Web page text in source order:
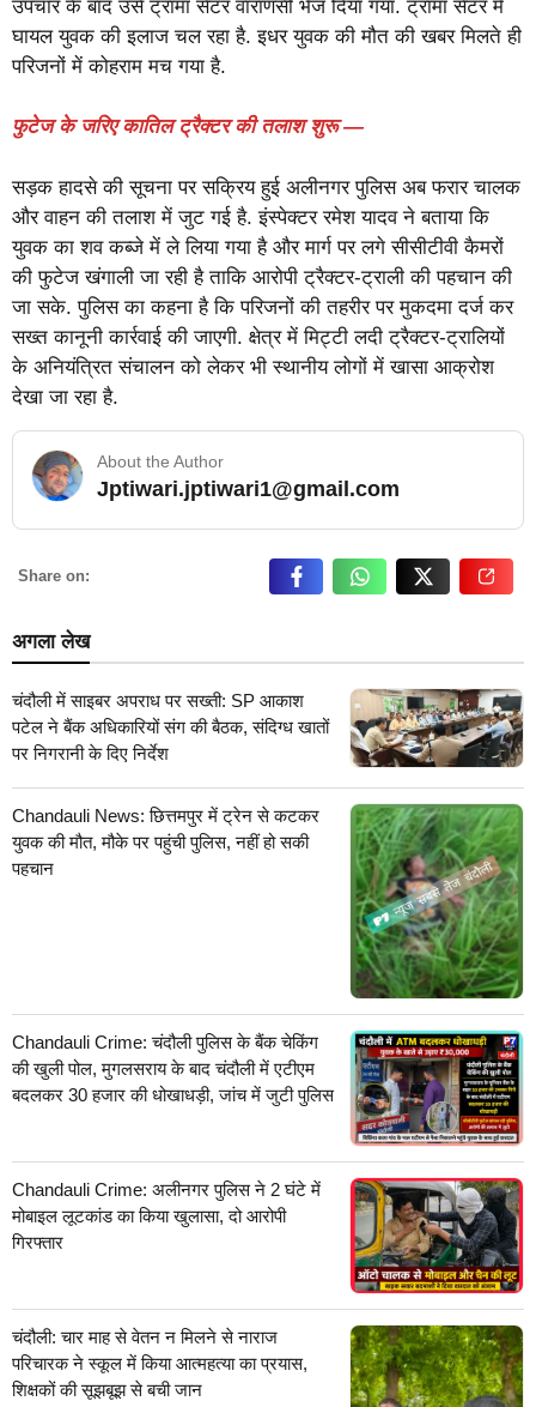
उपचार के बाद उसे ट्रामा सेंटर वाराणसी भेज दिया गया. ट्रामा सेंटर में
घायल युवक की इलाज चल रहा है. इधर युवक की मौत की खबर मिलते ही
परिजनों में कोहराम मच गया है.
फुटेज के जरिए कातिल ट्रैक्टर की तलाश शुरू —
​सड़क हादसे की सूचना पर सक्रिय हुई अलीनगर पुलिस अब फरार चालक
और वाहन की तलाश में जुट गई है. इंस्पेक्टर रमेश यादव ने बताया कि
युवक का शव कब्जे में ले लिया गया है और मार्ग पर लगे सीसीटीवी कैमरों
की फुटेज खंगाली जा रही है ताकि आरोपी ट्रैक्टर-ट्राली की पहचान की
जा सके. पुलिस का कहना है कि परिजनों की तहरीर पर मुकदमा दर्ज कर
सख्त कानूनी कार्रवाई की जाएगी. क्षेत्र में मिट्टी लदी ट्रैक्टर-ट्रालियों
के अनियंत्रित संचालन को लेकर भी स्थानीय लोगों में खासा आक्रोश
देखा जा रहा है.
About the Author
Jptiwari.jptiwari1@gmail.com… Read More
Share on:
अगला लेख
चंदौली में साइबर अपराध पर सख्ती: SP आकाश
पटेल ने बैंक अधिकारियों संग की बैठक, संदिग्ध खातों
पर निगरानी के दिए निर्देश
Chandauli News: छित्तमपुर में ट्रेन से कटकर
युवक की मौत, मौके पर पहुंची पुलिस, नहीं हो सकी
पहचान
Chandauli Crime: चंदौली पुलिस के बैंक चेकिंग
की खुली पोल, मुगलसराय के बाद चंदौली में एटीएम
बदलकर 30 हजार की धोखाधड़ी, जांच में जुटी पुलिस
Chandauli Crime: अलीनगर पुलिस ने 2 घंटे में
मोबाइल लूटकांड का किया खुलासा, दो आरोपी
गिरफ्तार
चंदौली: चार माह से वेतन न मिलने से नाराज
परिचारक ने स्कूल में किया आत्महत्या का प्रयास,
शिक्षकों की सूझबूझ से बची जान